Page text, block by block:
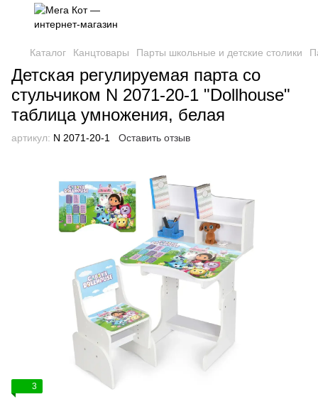
Каталог Канцтовары Парты школьные и детские столики
Детская регулируемая парта со
стульчиком N 2071-20-1 "Dollhouse"
таблица умножения, белая
артикул: N 2071-20-1 Оставить отзыв
3